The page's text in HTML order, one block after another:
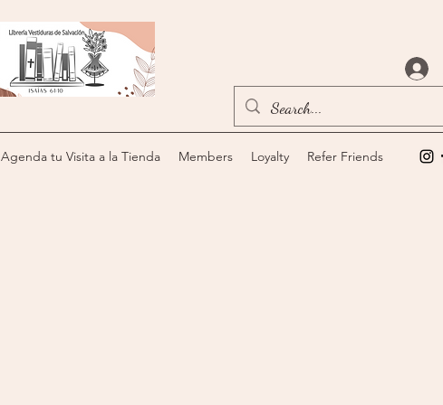
Agenda tu Visita a la Tienda Members Loyalty Refer Friends